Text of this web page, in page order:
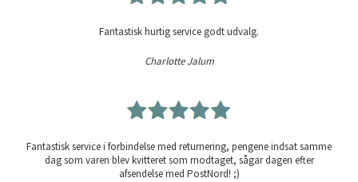
Fantastisk hurtig service godt udvalg.
Charlotte Jalum
Fantastisk service i forbindelse med returnering, pengene indsat samme
dag som varen blev kvitteret som modtaget, sågar dagen efter
afsendelse med PostNord! ;)